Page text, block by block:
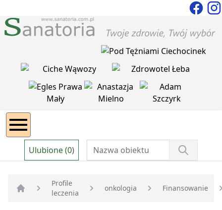
Ulubione (0)
Strona główna
Profile
leczenia
onkologia Finansowanie